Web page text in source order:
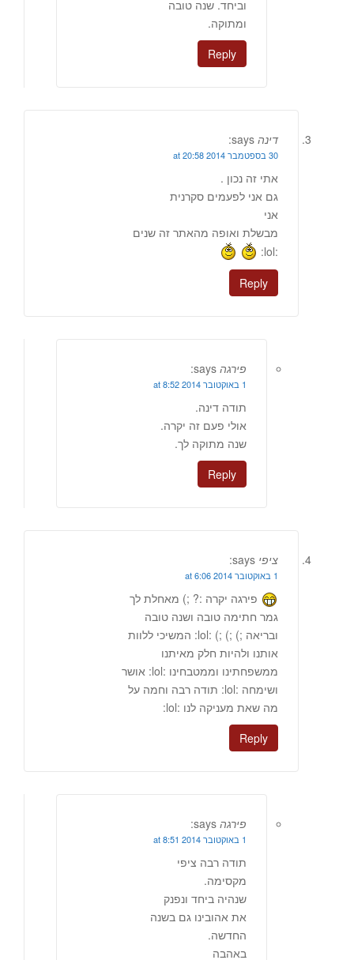
וביחד. שנה טובה
ומתוקה.
Reply
דינה says:
30 בספטמבר 2014 at 20:58
אתי זה נכון .
גם אני לפעמים סקרנית
אני
מבשלת ואופה מהאתר זה שנים
:lol:
Reply
פירגה says:
1 באוקטובר 2014 at 8:52
תודה דינה.
אולי פעם זה יקרה.
שנה מתוקה לך.
Reply
ציפי says:
1 באוקטובר 2014 at 6:06
פירגה יקרה :? ;) מאחלת לך
גמר חתימה טובה ושנה טובה
ובריאה ;) ;) ;) :lol: המשיכי ללוות
אותנו ולהיות חלק מאיתנו
ממשפחתינו וממטבחינו :lol: אושר
ושימחה :lol: תודה רבה וחמה על
מה שאת מעניקה לנו :lol:
Reply
פירגה says:
1 באוקטובר 2014 at 8:51
תודה רבה ציפי
מקסימה.
שנהיה ביחד ונפנק
את אהובינו גם בשנה
החדשה.
באהבה